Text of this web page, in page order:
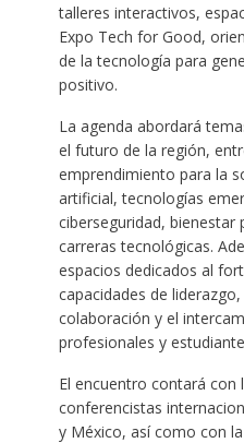
talleres interactivos,
Expo Tech for Good,
de la tecnología para
positivo.
La agenda abordará
el futuro de la región,
emprendimiento para la
artificial, tecnologías
ciberseguridad, bienestar
carreras tecnológicas.
espacios dedicados al
capacidades de
colaboración y el
profesionales y
El encuentro contará con
conferencistas
y México, así como con